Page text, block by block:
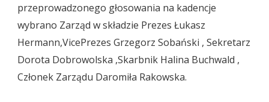
przeprowadzonego głosowania na kadencje
wybrano Zarząd w składzie Prezes Łukasz
Hermann,VicePrezes Grzegorz Sobański , Sekretarz
Dorota Dobrowolska ,Skarbnik Halina Buchwald ,
Członek Zarządu Daromiła Rakowska.